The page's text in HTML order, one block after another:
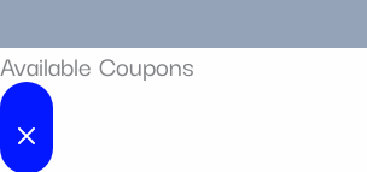
Available Coupons